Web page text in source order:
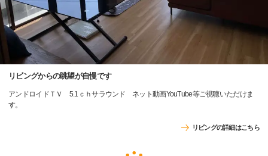
リビングからの眺望が自慢です
アンドロイドＴＶ 5.1ｃｈサラウンド ネット動画YouTube等ご視聴いただけま
す。
リビングの詳細はこちら